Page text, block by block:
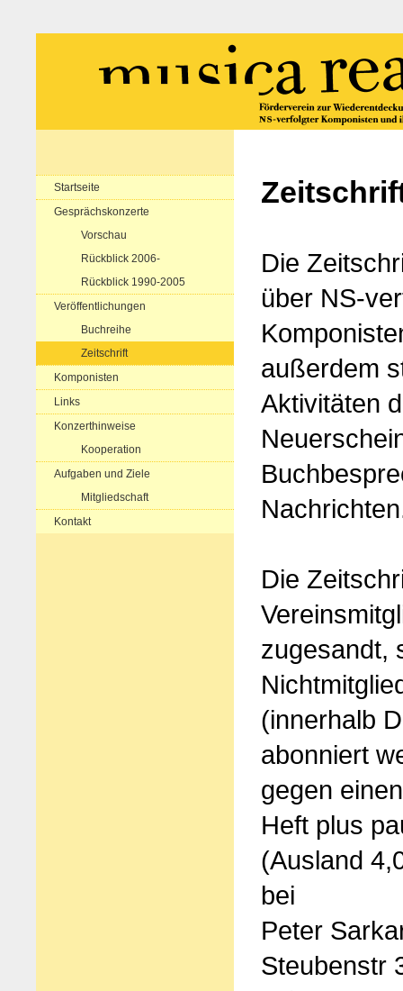
Startseite
Gesprächskonzerte
Vorschau
Rückblick 2006-
Rückblick 1990-2005
Veröffentlichungen
Buchreihe
Zeitschrift
Komponisten
Links
Konzerthinweise
Kooperation
Aufgaben und Ziele
Mitgliedschaft
Kontakt
Die
über NS-
außerdem
Aktivitäten
Die
zugesandt,
(innerhalb
abonniert
gegen
Heft plus
(Ausland
bei
Peter
Steubenstr